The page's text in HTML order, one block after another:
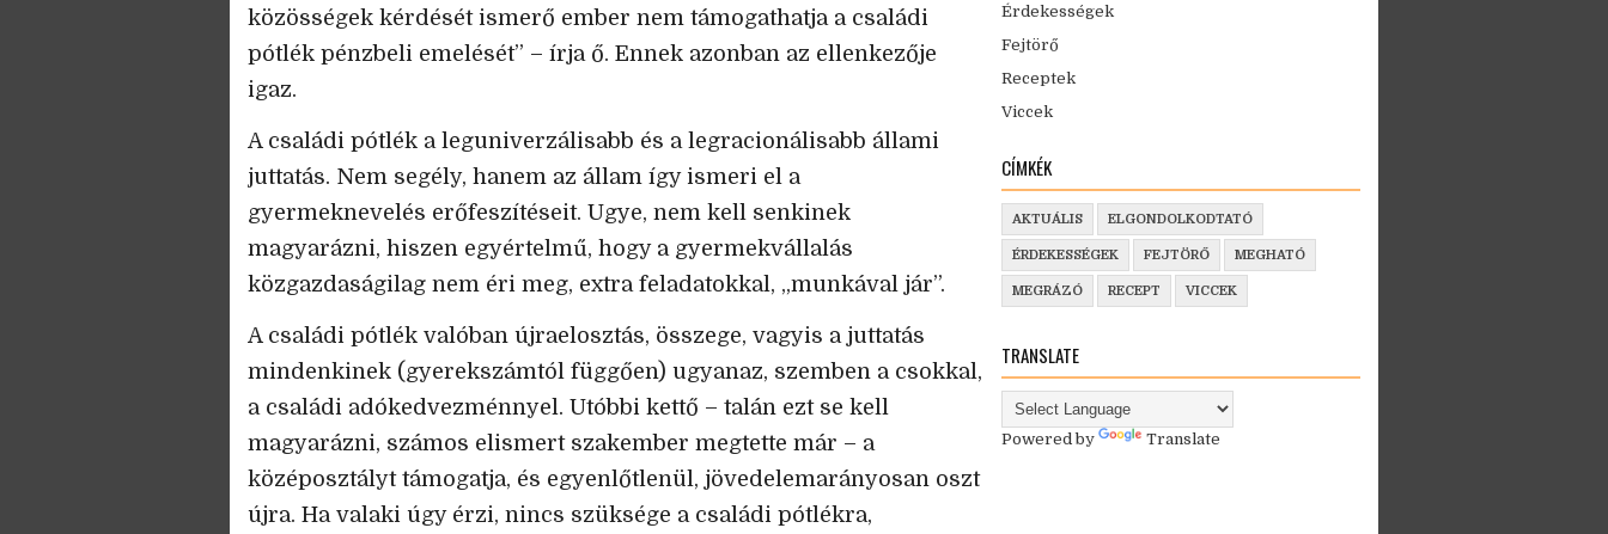
közösségek kérdését ismerő ember nem támogathatja a családi
pótlék pénzbeli emelését” – írja ő. Ennek azonban az ellenkezője
igaz.
A családi pótlék a leguniverzálisabb és a legracionálisabb állami
juttatás. Nem segély, hanem az állam így ismeri el a
gyermeknevelés erőfeszítéseit. Ugye, nem kell senkinek
magyarázni, hiszen egyértelmű, hogy a gyermekvállalás
közgazdaságilag nem éri meg, extra feladatokkal, „munkával jár”.
A családi pótlék valóban újraelosztás, összege, vagyis a juttatás
mindenkinek (gyerekszámtól függően) ugyanaz, szemben a csokkal,
a családi adókedvezménnyel. Utóbbi kettő – talán ezt se kell
magyarázni, számos elismert szakember megtette már – a
középosztályt támogatja, és egyenlőtlenül, jövedelemarányosan oszt
újra. Ha valaki úgy érzi, nincs szüksége a családi pótlékra,
Érdekességek
Fejtörő
Receptek
Viccek
CÍMKÉK
AKTUÁLIS ELGONDOLKODTATÓ
ÉRDEKESSÉGEK FEJTÖRŐ MEGHATÓ
MEGRÁZÓ RECEPT VICCEK
TRANSLATE
Powered by Translate